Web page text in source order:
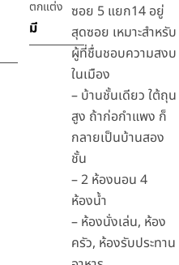
ตกแต่ง
มี
ซอย 5 แยก14 อยู่
สุดซอย เหมาะสำหรับ
ผู้ที่ชื่นชอบความสงบ
ในเมือง
– บ้านชั้นเดียว ใต้ถุน
สูง ถ้าก่อกำแพง ก็
กลายเป็นบ้านสอง
ชั้น
– 2 ห้องนอน 4
ห้องน้ำ
– ห้องนั่งเล่น, ห้อง
ครัว, ห้องรับประทาน